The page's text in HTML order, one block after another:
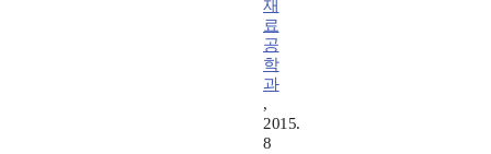
재
료
공
학
과
,
2015.
8